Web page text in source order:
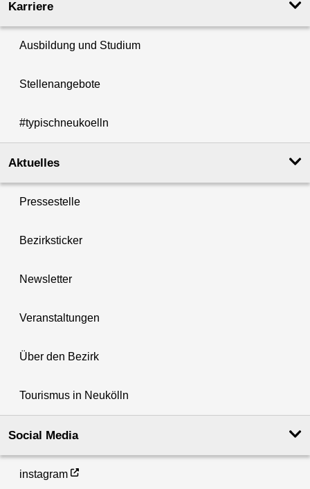
Karriere
Ausbildung und Studium
Stellenangebote
#typischneukoelln
Aktuelles
Pressestelle
Bezirksticker
Newsletter
Veranstaltungen
Über den Bezirk
Tourismus in Neukölln
Social Media
instagram